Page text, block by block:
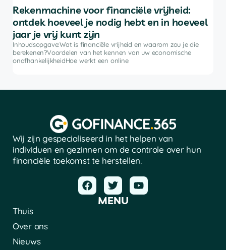
Rekenmachine voor financiële vrijheid:
ontdek hoeveel je nodig hebt en in hoeveel
jaar je vrij kunt zijn
Inhoudsopgave:Wat is financiële vrijheid en waarom zou je die
berekenen?Voordelen van het kennen van uw economische
onafhankelijkheidHoe werkt een online
Wij zijn gespecialiseerd in het helpen van
individuen en gezinnen om de controle over hun
financiële toekomst te herstellen.
MENU
Thuis
Over ons
Nieuws